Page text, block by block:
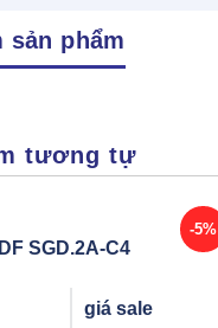
sản phẩm
tương tự
-5%
SGD.2A-C4
price